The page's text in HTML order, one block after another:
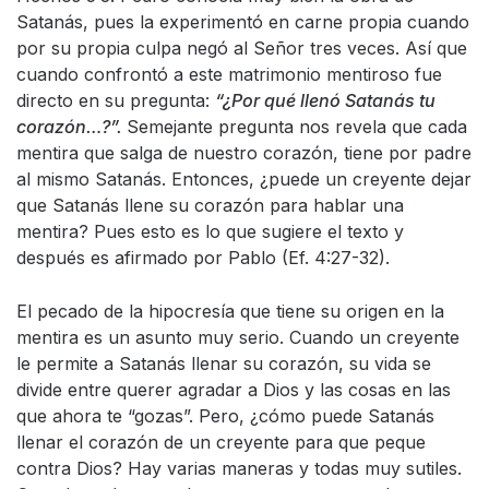
Satanás, pues la experimentó en carne propia cuando
por su propia culpa negó al Señor tres veces. Así que
cuando confrontó a este matrimonio mentiroso fue
directo en su pregunta: “¿Por qué llenó Satanás tu
corazón…?”. Semejante pregunta nos revela que cada
mentira que salga de nuestro corazón, tiene por padre
al mismo Satanás. Entonces, ¿puede un creyente dejar
que Satanás llene su corazón para hablar una
mentira? Pues esto es lo que sugiere el texto y
después es afirmado por Pablo (Ef. 4:27-32).
El pecado de la hipocresía que tiene su origen en la
mentira es un asunto muy serio. Cuando un creyente
le permite a Satanás llenar su corazón, su vida se
divide entre querer agradar a Dios y las cosas en las
que ahora te “gozas”. Pero, ¿cómo puede Satanás
llenar el corazón de un creyente para que peque
contra Dios? Hay varias maneras y todas muy sutiles.